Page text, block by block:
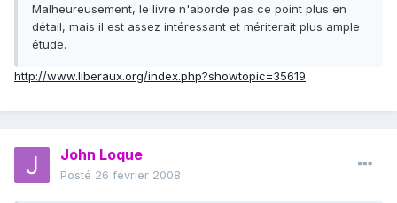
Malheureusement, le livre n'aborde pas ce point plus en
détail, mais il est assez intéressant et mériterait plus ample
étude.
http://www.liberaux.org/index.php?showtopic=35619
John Loque
Posté 26 février 2008